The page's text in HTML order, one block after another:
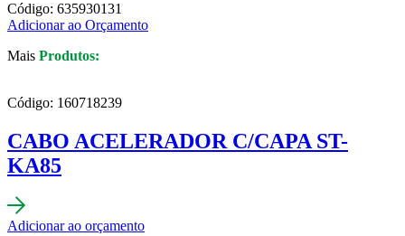
Código: 635930131
Adicionar ao Orçamento
Mais Produtos:
Código: 160718239
CABO ACELERADOR C/CAPA ST-
KA85
Adicionar ao orçamento